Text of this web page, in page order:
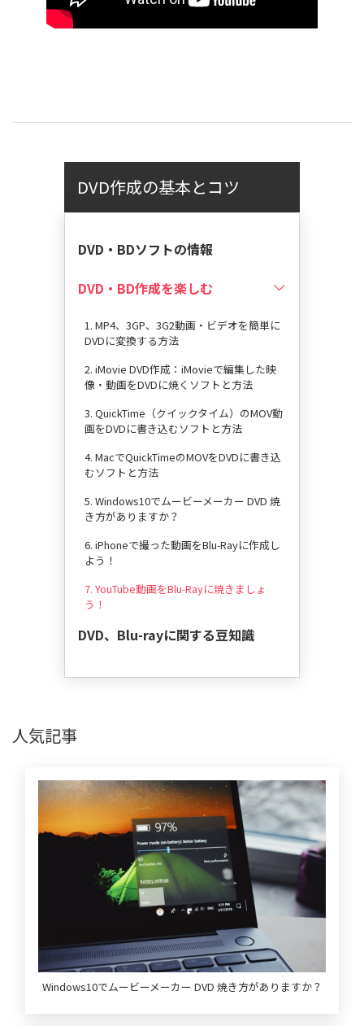
DVD作成の基本とコツ
DVD・BDソフトの情報
DVD・BD作成を楽しむ
1. MP4、3GP、3G2動画・ビデオを簡単に
DVDに変換する方法
2. iMovie DVD作成：iMovieで編集した映
像・動画をDVDに焼くソフトと方法
3. QuickTime（クイックタイム）のMOV動
画をDVDに書き込むソフトと方法
4. MacでQuickTimeのMOVをDVDに書き込
むソフトと方法
5. Windows10でムービーメーカー DVD 焼
き方がありますか？
6. iPhoneで撮った動画をBlu-Rayに作成し
よう！
7. YouTube動画をBlu-Rayに焼きましょ
う！
DVD、Blu-rayに関する豆知識
人気記事
Windows10でムービーメーカー DVD 焼き方がありますか？